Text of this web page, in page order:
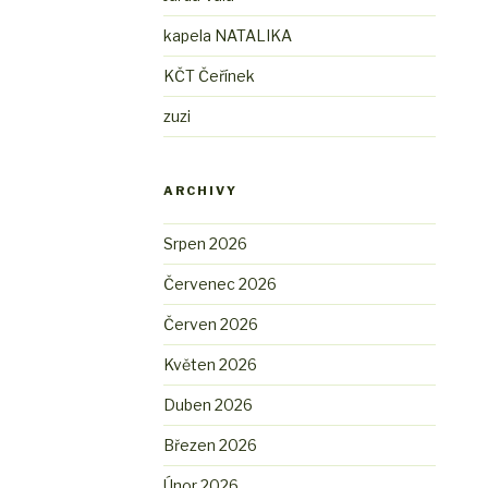
kapela NATALIKA
KČT Čeřínek
zuzi
ARCHIVY
Srpen 2026
Červenec 2026
Červen 2026
Květen 2026
Duben 2026
Březen 2026